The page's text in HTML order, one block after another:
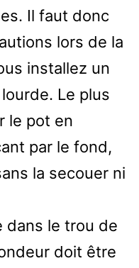
Il faut donc
lors de la
installez un
Le plus
le pot en
par le fond,
la secouer ni
dans le trou de
doit être